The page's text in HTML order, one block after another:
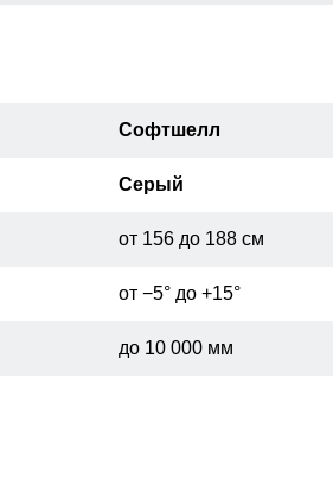
Софтшелл
Серый
от 156 до 188 см
от −5° до +15°
до 10 000 мм